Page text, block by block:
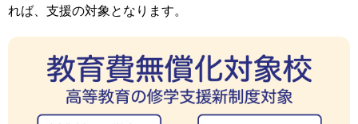
れば、支援の対象となります。